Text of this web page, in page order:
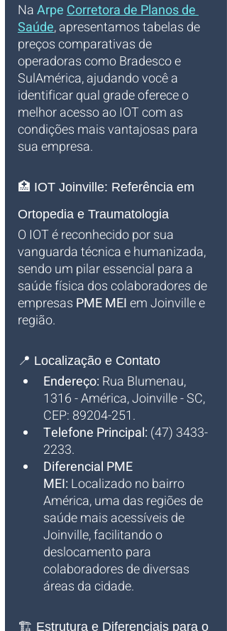
Na Arpe Corretora de Planos de
Saúde, apresentamos tabelas de
preços comparativas de
operadoras como Bradesco e
SulAmérica, ajudando você a
identificar qual grade oferece o
melhor acesso ao IOT com as
condições mais vantajosas para
sua empresa.
🏥 IOT Joinville: Referência em
Ortopedia e Traumatologia
O IOT é reconhecido por sua
vanguarda técnica e humanizada,
sendo um pilar essencial para a
saúde física dos colaboradores de
empresas PME MEI em Joinville e
região.
📍 Localização e Contato
Endereço: Rua Blumenau,
1316 - América, Joinville - SC,
CEP: 89204-251.
Telefone Principal: (47) 3433-
2233.
Diferencial PME
MEI: Localizado no bairro
América, uma das regiões de
saúde mais acessíveis de
Joinville, facilitando o
deslocamento para
colaboradores de diversas
áreas da cidade.
🏗️ Estrutura e Diferenciais para o